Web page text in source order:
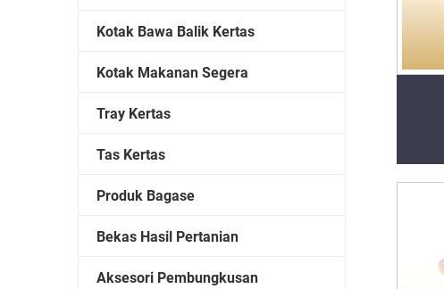
Kotak Bawa Balik Kertas
Kotak Makanan Segera
Tray Kertas
Tas Kertas
Produk Bagase
Bekas Hasil Pertanian
Aksesori Pembungkusan